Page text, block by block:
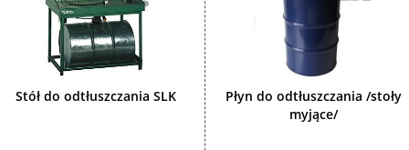
Stół do odtłuszczania SLK
Płyn do odtłuszczania /stoły
myjące/